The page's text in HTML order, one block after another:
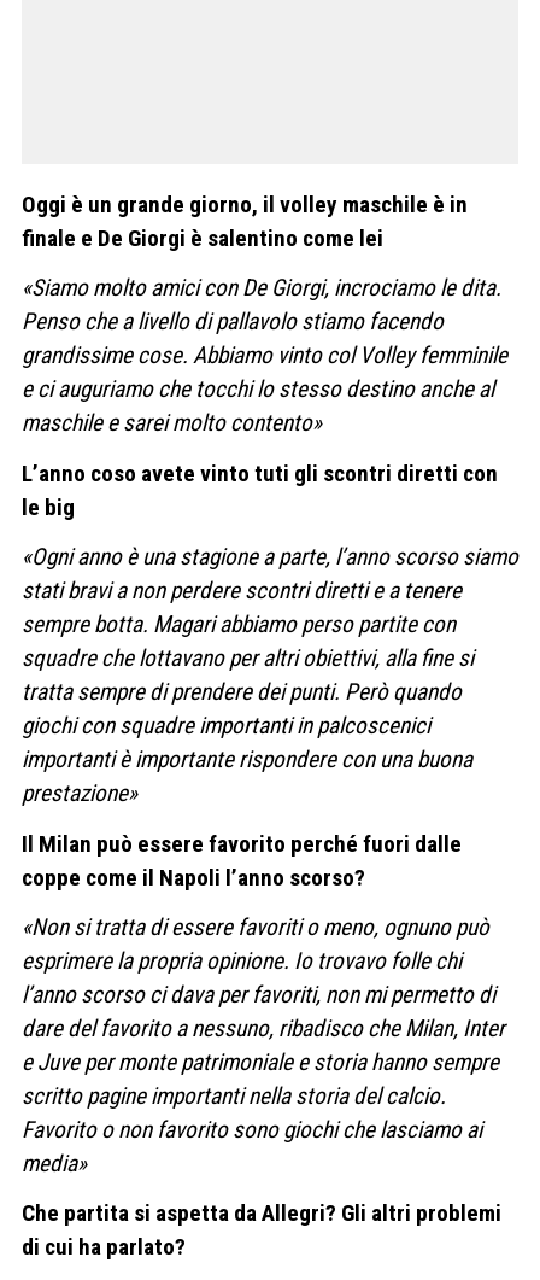
Oggi è un grande giorno, il volley maschile è in
finale e De Giorgi è salentino come lei
«Siamo molto amici con De Giorgi, incrociamo le dita.
Penso che a livello di pallavolo stiamo facendo
grandissime cose. Abbiamo vinto col Volley femminile
e ci auguriamo che tocchi lo stesso destino anche al
maschile e sarei molto contento»
L’anno coso avete vinto tuti gli scontri diretti con
le big
«Ogni anno è una stagione a parte, l’anno scorso siamo
stati bravi a non perdere scontri diretti e a tenere
sempre botta. Magari abbiamo perso partite con
squadre che lottavano per altri obiettivi, alla fine si
tratta sempre di prendere dei punti. Però quando
giochi con squadre importanti in palcoscenici
importanti è importante rispondere con una buona
prestazione»
Il Milan può essere favorito perché fuori dalle
coppe come il Napoli l’anno scorso?
«Non si tratta di essere favoriti o meno, ognuno può
esprimere la propria opinione. Io trovavo folle chi
l’anno scorso ci dava per favoriti, non mi permetto di
dare del favorito a nessuno, ribadisco che Milan, Inter
e Juve per monte patrimoniale e storia hanno sempre
scritto pagine importanti nella storia del calcio.
Favorito o non favorito sono giochi che lasciamo ai
media»
Che partita si aspetta da Allegri? Gli altri problemi
di cui ha parlato?